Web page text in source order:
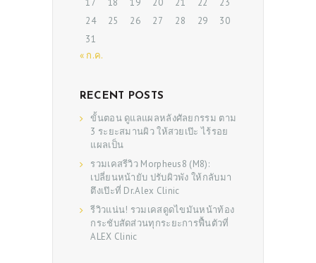
CONSULT & RESERVATION
17
18 19 20 21 22
23
24
25 26 27 28 29
30
31
« ก.ค.
RECENT POSTS
ขั้นตอน ดูแลแผลหลังศัลยกรรม ตาม
3 ระยะสมานผิว ให้สวยเป๊ะ ไร้รอย
แผลเป็น
รวมเคสรีวิว Morpheus8 (M8):
เปลี่ยนหน้ายับ ปรับผิวพัง ให้กลับมา
ตึงเป๊ะที่ Dr.Alex Clinic
รีวิวแน่น! รวมเคสดูดไขมันหน้าท้อง
กระชับสัดส่วนทุกระยะการฟื้นตัวที่
ALEX Clinic